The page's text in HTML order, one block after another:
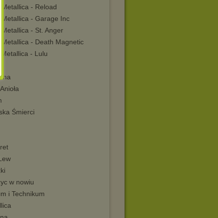
- Reload
- Garage Inc
Metallica - St. Anger
- Death Magnetic
Metallica - Lulu
Śmierci
w nowiu
i Technikum